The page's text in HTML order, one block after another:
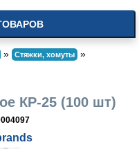
» Стяжки, хомуты »
КР-25 (100 шт)